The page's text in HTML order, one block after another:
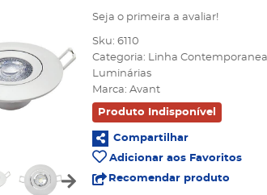
Seja o primeira a avaliar!
Sku: 6110
Categoria: Linha Contemporanea
Luminárias
Marca: Avant
Produto Indisponível
Compartilhar
Adicionar aos Favoritos
Recomendar produto